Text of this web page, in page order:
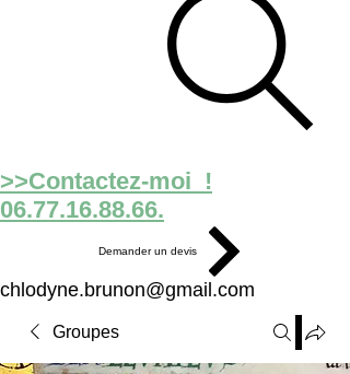
>>Contactez-moi !
06.77.16.88.66.
Demander un devis
chlodyne.brunon@gmail.com
Groupes